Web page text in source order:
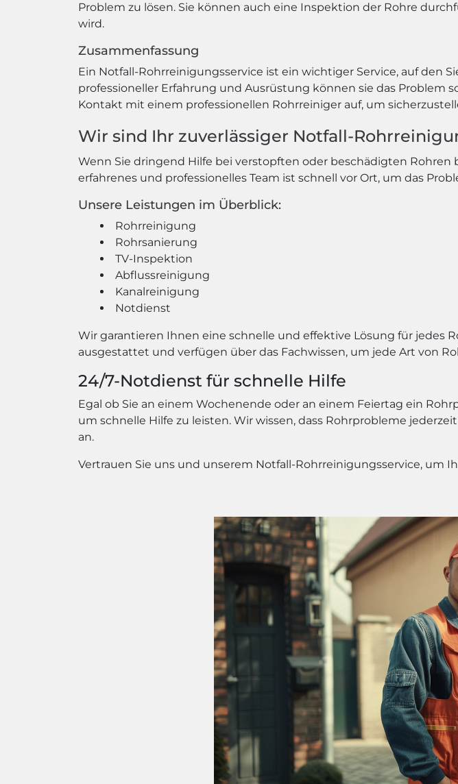
Problem zu lösen. Sie können auch eine Inspektion der Rohre
wird.
Zusammenfassung
Ein Notfall-Rohrreinigungsservice ist ein wichtiger Service, auf den
professioneller Erfahrung und Ausrüstung können sie das Problem
Kontakt mit einem professionellen Rohrreiniger auf, um
Wir sind Ihr zuverlässiger Notfall-
Wenn Sie dringend Hilfe bei verstopften oder beschädigten
erfahrenes und professionelles Team ist schnell vor Ort, um das
Unsere Leistungen im Überblick:
Rohrreinigung
Rohrsanierung
TV-Inspektion
Abflussreinigung
Kanalreinigung
Notdienst
Wir garantieren Ihnen eine schnelle und effektive Lösung für jedes
ausgestattet und verfügen über das Fachwissen, um jede Art von
24/7-Notdienst für schnelle Hilfe
Egal ob Sie an einem Wochenende oder an einem Feiertag ein
um schnelle Hilfe zu leisten. Wir wissen, dass Rohrprobleme
an.
Vertrauen Sie uns und unserem Notfall-Rohrreinigungsservice, um